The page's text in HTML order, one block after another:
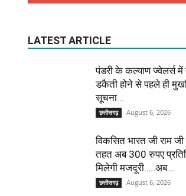
LATEST ARTICLE
पंडरी के कल्याण ज्वेलर्स में
डकैती होने से पहले ही
सूचना...
छत्तीसगढ़ August 6, 2026
विकसित भारत जी राम
तहत अब 300 रुपए
मिलेगी मजदूरी…..अब...
छत्तीसगढ़ August 6, 2026